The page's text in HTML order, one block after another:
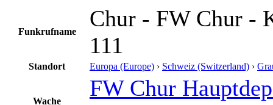
Funkrufname
Chur - FW Chur -
111
Standort Europa (Europe) › Schweiz (Switzerland) ›
Wache
FW Chur